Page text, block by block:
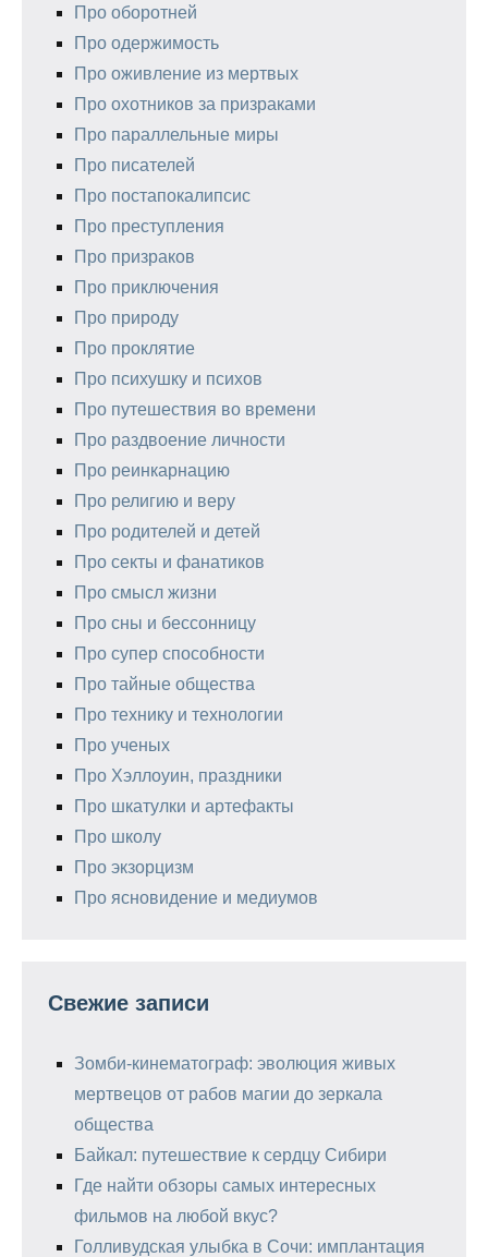
Про оборотней
Про одержимость
Про оживление из мертвых
Про охотников за призраками
Про параллельные миры
Про писателей
Про постапокалипсис
Про преступления
Про призраков
Про приключения
Про природу
Про проклятие
Про психушку и психов
Про путешествия во времени
Про раздвоение личности
Про реинкарнацию
Про религию и веру
Про родителей и детей
Про секты и фанатиков
Про смысл жизни
Про сны и бессонницу
Про супер способности
Про тайные общества
Про технику и технологии
Про ученых
Про Хэллоуин, праздники
Про шкатулки и артефакты
Про школу
Про экзорцизм
Про ясновидение и медиумов
Свежие записи
Зомби-кинематограф: эволюция живых
мертвецов от рабов магии до зеркала
общества
Байкал: путешествие к сердцу Сибири
Где найти обзоры самых интересных
фильмов на любой вкус?
Голливудская улыбка в Сочи: имплантация